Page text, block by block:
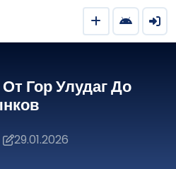
Гор Улудаг До
29.01.2026